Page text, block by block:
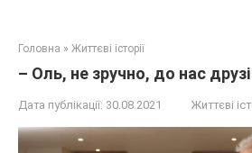
Головна » Життєві історії
– Оль, не зручно, до нас друзі
Дата публікації: 30.08.2021 Життєві